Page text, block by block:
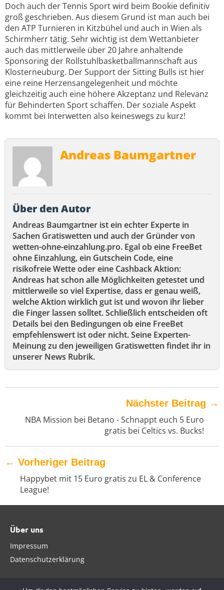
Doch auch der Tennis Sport wird beim Bookie definitiv
groß geschrieben. Aus diesem Grund ist man auch bei
den ATP Turnieren in Kitzbühel und auch in Wien als
Schirmherr tätig. Sehr wichtig ist dem Wettanbieter
auch das mittlerweile über 20 Jahre anhaltende
Sponsoring der Rollstuhlbasketballmannschaft aus
Klosterneuburg. Der Support der Sitting Bulls ist hier
eine reine Herzensangelegenheit und möchte
gleichzeitig auch eine höhere Akzeptanz und Relevanz
für Behinderten Sport schaffen. Der soziale Aspekt
kommt bei Interwetten also keineswegs zu kurz!
Andreas Baumgartner
Über den Autor
Andreas Baumgartner ist ein echter Experte in
Sachen Gratiswetten und auch der Gründer von
wetten-ohne-einzahlung.pro. Egal ob eine FreeBet
ohne Einzahlung, ein Gutschein Code, eine
risikofreie Wette oder eine Cashback Aktion:
Andreas hat schon alle Möglichkeiten getestet und
mittlerweile so viel Expertise, dass er genau weiß,
welche Aktion wirklich gut ist und wovon ihr lieber
die Finger lassen solltet. Schließlich entscheiden oft
Details bei den Bedingungen ob eine FreeBet
empfehlenswert ist oder nicht. Seine Experten-
Meinung zu den jeweiligen Gratiswetten findet ihr in
unserer News Rubrik.
Nächster Beitrag →
NBA Mission bei Betano - Schnappt euch 5 Euro
gratis bei Celtics vs. Bucks!
← Vorheriger Beitrag
Happybet mit 15 Euro gratis zu EL & Conference
League!
Über uns
Impressum
Datenschutzerklärung